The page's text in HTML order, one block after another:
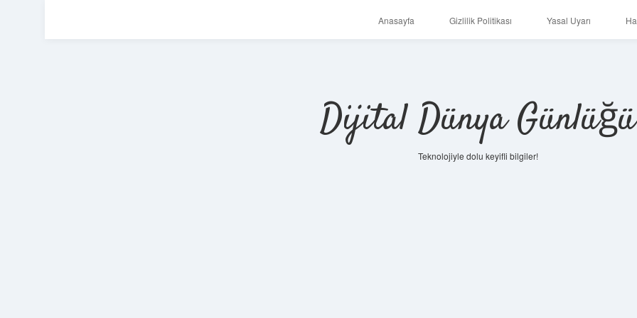
Anasayfa Gizlilik Politikası Yasal Uyarı
Dijital Dünya Günlüğü
Teknolojiyle dolu keyifli bilgiler!